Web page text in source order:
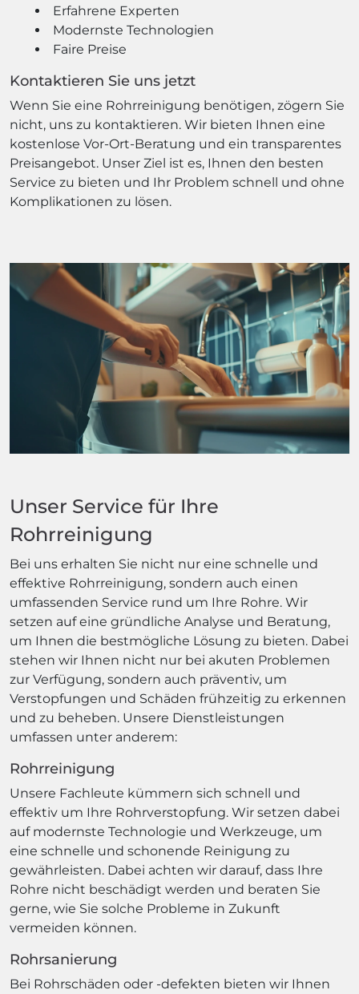
Erfahrene Experten
Modernste Technologien
Faire Preise
Kontaktieren Sie uns jetzt
Wenn Sie eine Rohrreinigung benötigen, zögern Sie
nicht, uns zu kontaktieren. Wir bieten Ihnen eine
kostenlose Vor-Ort-Beratung und ein transparentes
Preisangebot. Unser Ziel ist es, Ihnen den besten
Service zu bieten und Ihr Problem schnell und ohne
Komplikationen zu lösen.
Unser Service für Ihre
Rohrreinigung
Bei uns erhalten Sie nicht nur eine schnelle und
effektive Rohrreinigung, sondern auch einen
umfassenden Service rund um Ihre Rohre. Wir
setzen auf eine gründliche Analyse und Beratung,
um Ihnen die bestmögliche Lösung zu bieten. Dabei
stehen wir Ihnen nicht nur bei akuten Problemen
zur Verfügung, sondern auch präventiv, um
Verstopfungen und Schäden frühzeitig zu erkennen
und zu beheben. Unsere Dienstleistungen
umfassen unter anderem:
Rohrreinigung
Unsere Fachleute kümmern sich schnell und
effektiv um Ihre Rohrverstopfung. Wir setzen dabei
auf modernste Technologie und Werkzeuge, um
eine schnelle und schonende Reinigung zu
gewährleisten. Dabei achten wir darauf, dass Ihre
Rohre nicht beschädigt werden und beraten Sie
gerne, wie Sie solche Probleme in Zukunft
vermeiden können.
Rohrsanierung
Bei Rohrschäden oder -defekten bieten wir Ihnen